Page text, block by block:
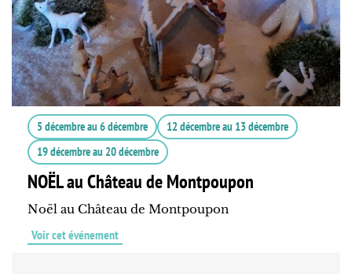
5 décembreau6 décembre 12 décembreau 13 décembre
19 décembreau 20 décembre
NOËL au Château de Montpoupon
Noël au Château de Montpoupon
Voir cet événement